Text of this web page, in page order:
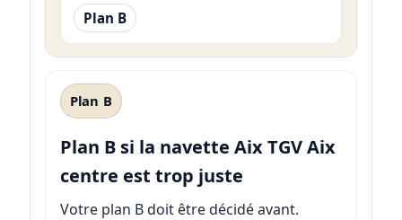
Plan B
Plan B
Plan B si la navette Aix TGV Aix
centre est trop juste
Votre plan B doit être décidé avant.